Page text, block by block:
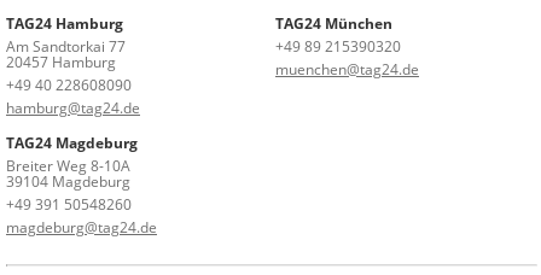
TAG24 Hamburg
Am Sandtorkai 77
20457 Hamburg
+49 40 228608090
hamburg@tag24.de
TAG24 München
+49 89 215390320
muenchen@tag24.de
TAG24 Magdeburg
Breiter Weg 8-10A
39104 Magdeburg
+49 391 50548260
magdeburg@tag24.de